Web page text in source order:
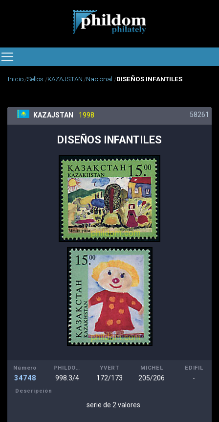
Inicio Sellos KAZAJSTAN Nacional DISEÑOS INFANTILES
KAZAJSTAN 1998 58261
DISEÑOS INFANTILES
Número
34748
PHILDOM
998.3/4
YVERT
172/173
MICHEL
205/206
EDIFIL
-
Descripción
serie de 2 valores